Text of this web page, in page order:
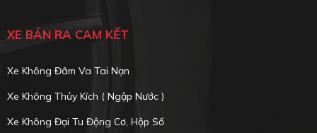
XE BÁN RA CAM KẾT
Xe Không Đâm Va Tai Nạn
Xe Không Thủy Kích ( Ngập Nước )
Xe Không Đại Tu Động Cơ, Hộp Số